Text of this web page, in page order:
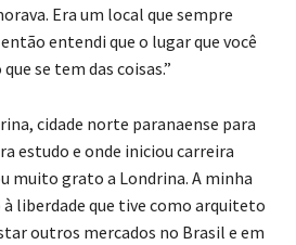
Era um local que sempre
entendi que o lugar que você
se tem das coisas.”
cidade norte paranaense para
estudo e onde iniciou carreira
muito grato a Londrina. A minha
liberdade que tive como arquiteto
outros mercados no Brasil e em